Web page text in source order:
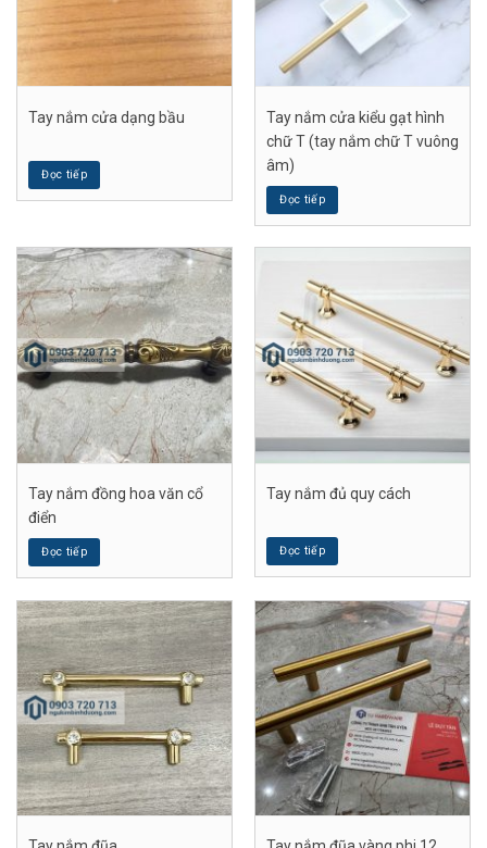
Tay nắm cửa dạng bầu
Đọc tiếp
Tay nắm cửa kiểu gạt hình
chữ T (tay nắm chữ T vuông
âm)
Đọc tiếp
Tay nắm đồng hoa văn cổ
điển
Đọc tiếp
Tay nắm đủ quy cách
Đọc tiếp